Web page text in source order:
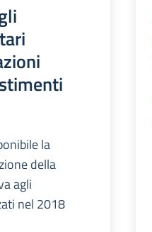
la
della
agli
nel 2018